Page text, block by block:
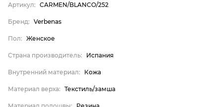
Внутренний материал
Материал верха
Материал подошвы
Материал стельки
Артикул: CARMEN/BLANCO/252
Бренд: Verbenas
Пол: Женское
Страна производитель: Испания
Внутренний материал: Кожа
Материал верха: Текстиль/замша